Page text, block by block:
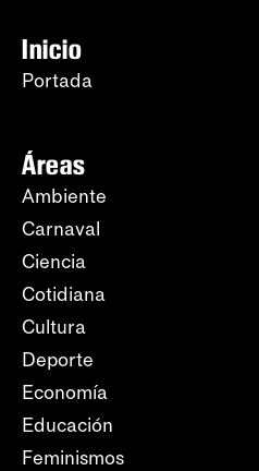
Inicio
Portada
Áreas
Ambiente
Carnaval
Ciencia
Cotidiana
Cultura
Deporte
Economía
Educación
Feminismos